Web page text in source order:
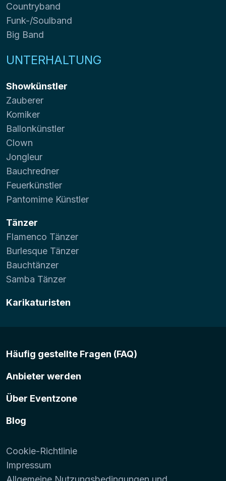
Countryband
Funk-/Soulband
Big Band
UNTERHALTUNG
Showkünstler
Zauberer
Komiker
Ballonkünstler
Clown
Jongleur
Bauchredner
Feuerkünstler
Pantomime Künstler
Tänzer
Flamenco Tänzer
Burlesque Tänzer
Bauchtänzer
Samba Tänzer
Karikaturisten
Häufig gestellte Fragen (FAQ)
Anbieter werden
Über Eventzone
Blog
Cookie-Richtlinie
Impressum